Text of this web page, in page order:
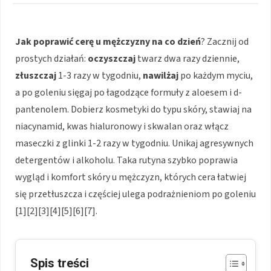
Jak poprawić cerę u mężczyzny na co dzień? Zacznij od
prostych działań: oczyszczajtwarz dwa razy dziennie,
złuszczaj1-3 razy w tygodniu, nawilżajpo każdym myciu,
a po goleniu sięgaj po łagodzące formuły z aloesem i d-
pantenolem. Dobierz kosmetyki do typu skóry, stawiaj na
niacynamid, kwas hialuronowy i skwalan oraz włącz
maseczki z glinki 1-2 razy w tygodniu. Unikaj agresywnych
detergentów i alkoholu. Taka rutyna szybko poprawia
wygląd i komfort skóry u mężczyzn, których cera łatwiej
się przetłuszcza i częściej ulega podrażnieniom po goleniu
[1][2][3][4][5][6][7].
Spis treści